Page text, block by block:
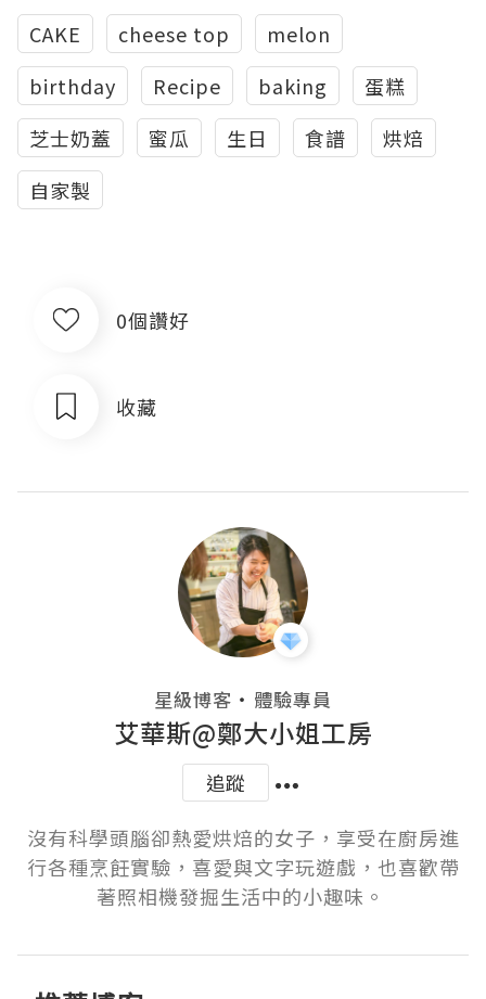
CAKE cheese top
melon
birthday
Recipe baking
蛋糕
芝士奶蓋
蜜瓜 生日 食譜
烘焙
自家製
0個讚好
收藏
星級博客 ・ 體驗專員
艾華斯@鄭大小姐工房
追蹤
沒有科學頭腦卻熱愛烘焙的女子，享受在廚房進
行各種烹飪實驗，喜愛與文字玩遊戲，也喜歡帶
著照相機發掘生活中的小趣味。